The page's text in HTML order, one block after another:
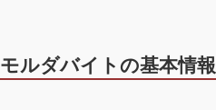
モルダバイトの基本情報